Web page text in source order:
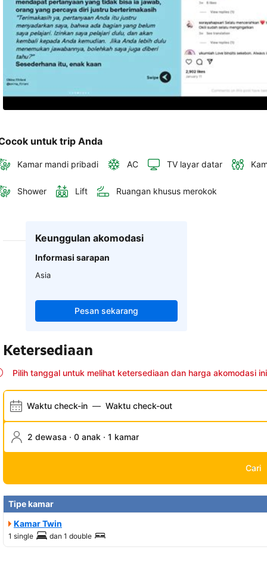
akun
Anda.
untuk trip Anda
Kamar mandi pribadi AC TV layar datar
Shower Lift Ruangan khusus merokok
Keunggulan akomodasi
Informasi sarapan
Asia
Pesan sekarang
Ketersediaan
Pilih tanggal untuk melihat ketersediaan dan harga akomodasi ini
Waktu check-in — Waktu check-out
2 dewasa · 0 anak · 1 kamar
Cari
Tipe kamar
Kamar Twin
1 single dan 1 double